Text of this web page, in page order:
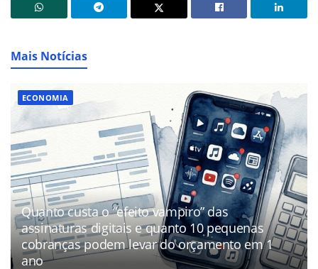
Mais Notícias
ECONOMIA
Quanto custa o “efeito vampiro” das
assinaturas digitais e quanto 10 pequenas
cobranças podem levar do orçamento em 1
ano